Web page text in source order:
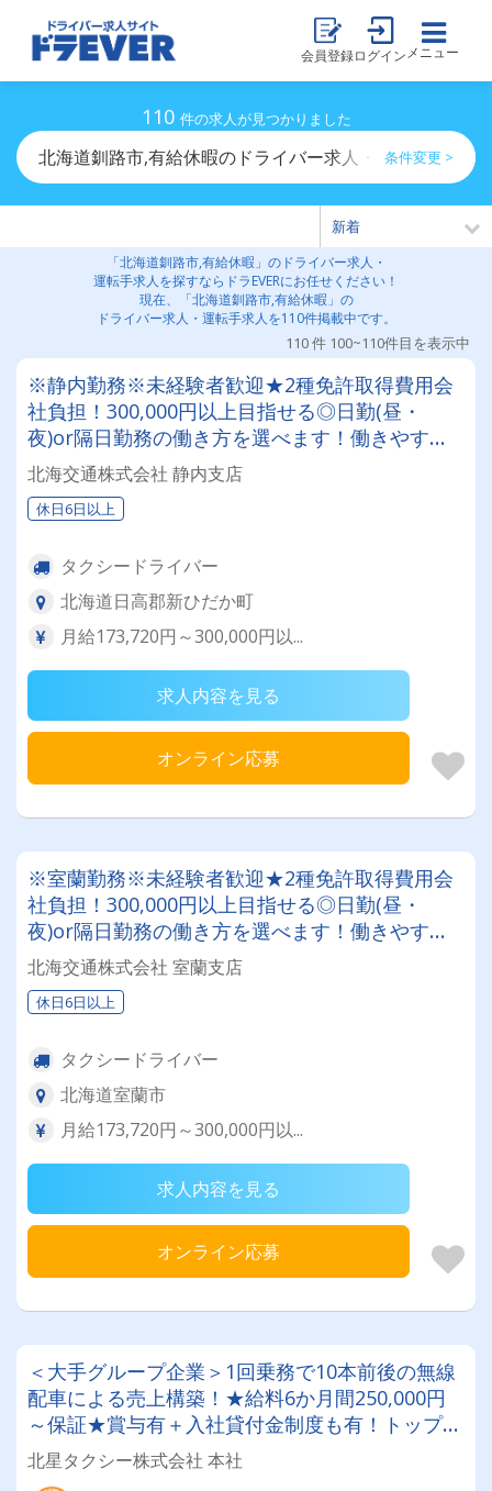
会員登録ログイン メニュー
110 件の求人が見つかりました
北海道釧路市,有給休暇のドライバー求人・運転手求人一
条件変更 >
「北海道釧路市,有給休暇」のドライバー求人・
運転手求人を探すならドラEVERにお任せください！
現在、「北海道釧路市,有給休暇」の
ドライバー求人・運転手求人を110件掲載中です。
110 件 100~110件目を表示中
※静内勤務※未経験者歓迎★2種免許取得費用会
社負担！300,000円以上目指せる◎日勤(昼・
夜)or隔日勤務の働き方を選べます！働きやすい
と評判のタクシー会社
北海交通株式会社 静内支店
休日6日以上
タクシードライバー
北海道日高郡新ひだか町
月給173,720円～300,000円以...
求人内容を見る
オンライン応募
※室蘭勤務※未経験者歓迎★2種免許取得費用会
社負担！300,000円以上目指せる◎日勤(昼・
夜)or隔日勤務の働き方を選べます！働きやすい
と評判のタクシー会社
北海交通株式会社 室蘭支店
休日6日以上
タクシードライバー
北海道室蘭市
月給173,720円～300,000円以...
求人内容を見る
オンライン応募
＜大手グループ企業＞1回乗務で10本前後の無線
配車による売上構築！★給料6か月間250,000円
～保証★賞与有＋入社貸付金制度も有！トップド
ライバーは月給500,000円以上◎未経験者応募OK
のタクシー会社
北星タクシー株式会社 本社